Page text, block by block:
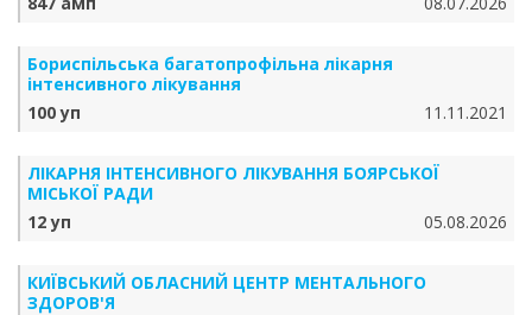
Бориспільська багатопрофільна лікарня
інтенсивного лікування
100 уп
11.11.2021
ЛІКАРНЯ ІНТЕНСИВНОГО ЛІКУВАННЯ БОЯРСЬКОЇ
МІСЬКОЇ РАДИ
12 уп
05.08.2026
КИЇВСЬКИЙ ОБЛАСНИЙ ЦЕНТР МЕНТАЛЬНОГО
ЗДОРОВ'Я